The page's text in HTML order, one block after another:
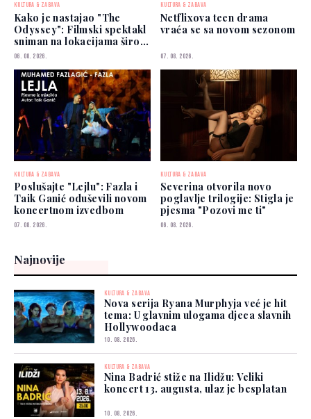
KULTURA & ZABAVA
Kako je nastajao "The
Odyssey": Filmski spektakl
sniman na lokacijama širom
svijeta
06. 08. 2026.
KULTURA & ZABAVA
Netflixova teen drama
vraća se sa novom sezonom
07. 08. 2026.
KULTURA & ZABAVA
Poslušajte "Lejlu": Fazla i
Taik Ganić oduševili novom
koncertnom izvedbom
07. 08. 2026.
KULTURA & ZABAVA
Severina otvorila novo
poglavlje trilogije: Stigla je
pjesma "Pozovi me ti"
06. 08. 2026.
Najnovije
KULTURA & ZABAVA
Nova serija Ryana Murphyja već je hit
tema: U glavnim ulogama djeca slavnih
Hollywoodaca
10. 08. 2026.
KULTURA & ZABAVA
Nina Badrić stiže na Ilidžu: Veliki
koncert 13. augusta, ulaz je besplatan
10. 08. 2026.